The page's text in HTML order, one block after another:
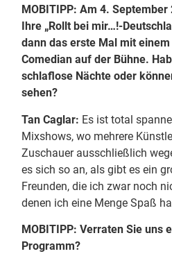
MOBITIPP: Am 4.
Ihre „Rollt bei mir…!-
dann das erste Mal mit
Comedian auf der Bühne.
schlaflose Nächte oder kö
sehen?
Tan Caglar: Es ist total
Mixshows, wo mehrere
Zuschauer ausschließlich
es sich so an, als gibt es ein
Freunden, die ich zwar noch
denen ich eine Menge Spaß
MOBITIPP: Verraten Sie uns
Programm?